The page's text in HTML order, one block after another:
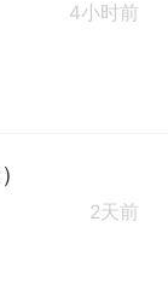
4小时前
2天前